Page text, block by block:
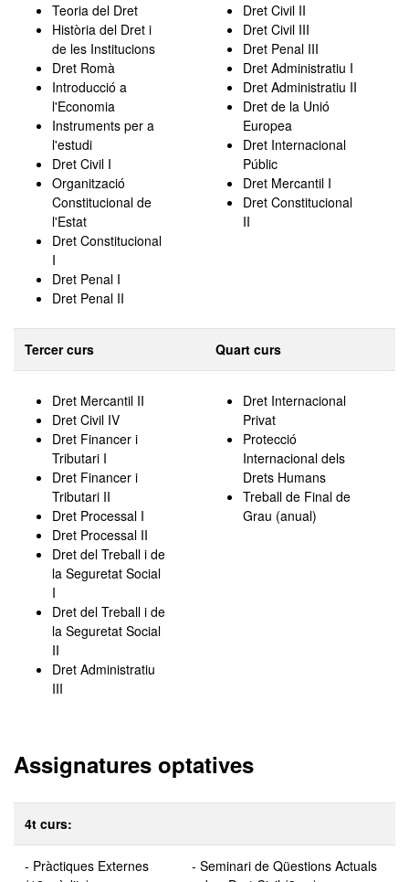
Teoria del Dret
Història del Dret i
de les Institucions
Dret Romà
Introducció a
l'Economia
Instruments per a
l'estudi
Dret Civil I
Organització
Constitucional de
l'Estat
Dret Constitucional
I
Dret Penal I
Dret Penal II
Dret Civil II
Dret Civil III
Dret Penal III
Dret Administratiu I
Dret Administratiu II
Dret de la Unió
Europea
Dret Internacional
Públic
Dret Mercantil I
Dret Constitucional
II
Tercer curs Quart curs
Dret Mercantil II
Dret Civil IV
Dret Financer i
Tributari I
Dret Financer i
Tributari II
Dret Processal I
Dret Processal II
Dret del Treball i de
la Seguretat Social
I
Dret del Treball i de
la Seguretat Social
II
Dret Administratiu
III
Dret Internacional
Privat
Protecció
Internacional dels
Drets Humans
Treball de Final de
Grau (anual)
Assignatures optatives
4t curs:
- Pràctiques Externes
- Seminari de Qüestions Actuals